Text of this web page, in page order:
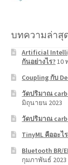
บทความล่าสุ
Artificial
กันอย่างไร?10
Coupling กับ
วัดปริมาณ
มิถุนายน 2023
วัดปริมาณ
TinyML คืออะไร
Bluetooth BR/
กุมภาพันธ์ 2023